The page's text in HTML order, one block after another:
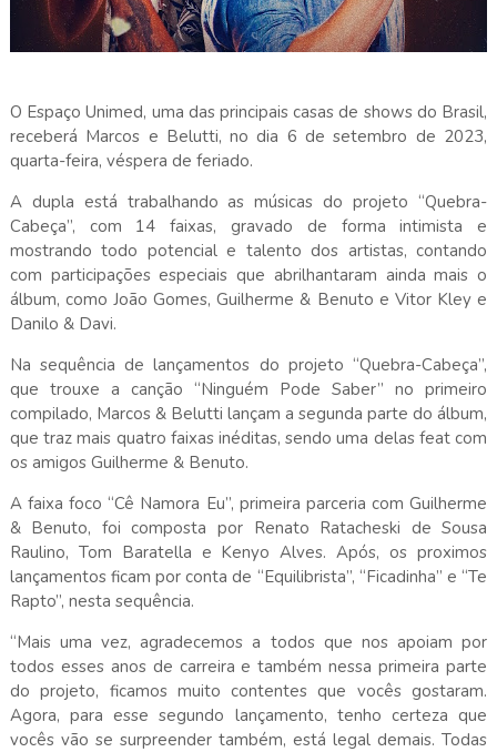
O Espaço Unimed, uma das principais casas de shows do Brasil,
receberá Marcos e Belutti, no dia 6 de setembro de 2023,
quarta-feira, véspera de feriado.
A dupla está trabalhando as músicas do projeto “Quebra-
Cabeça”, com 14 faixas, gravado de forma intimista e
mostrando todo potencial e talento dos artistas, contando
com participações especiais que abrilhantaram ainda mais o
álbum, como João Gomes, Guilherme & Benuto e Vitor Kley e
Danilo & Davi.
Na sequência de lançamentos do projeto “Quebra-Cabeça”,
que trouxe a canção “Ninguém Pode Saber” no primeiro
compilado, Marcos & Belutti lançam a segunda parte do álbum,
que traz mais quatro faixas inéditas, sendo uma delas feat com
os amigos Guilherme & Benuto.
A faixa foco “Cê Namora Eu”, primeira parceria com Guilherme
& Benuto, foi composta por Renato Ratacheski de Sousa
Raulino, Tom Baratella e Kenyo Alves. Após, os proximos
lançamentos ficam por conta de “Equilibrista”, “Ficadinha” e “Te
Rapto”, nesta sequência.
“Mais uma vez, agradecemos a todos que nos apoiam por
todos esses anos de carreira e também nessa primeira parte
do projeto, ficamos muito contentes que vocês gostaram.
Agora, para esse segundo lançamento, tenho certeza que
vocês vão se surpreender também, está legal demais. Todas